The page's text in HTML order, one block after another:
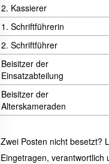
2. Kassierer
1. Schriftführerin
2. Schriftführer
Beisitzer der
Einsatzabteilung
Beisitzer der
Alterskameraden
Zwei Posten nicht besetzt?
Eingetragen, verantwortlich